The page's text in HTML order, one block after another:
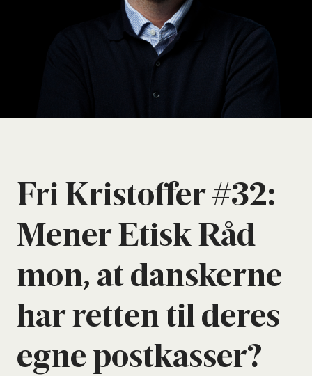
Fri Kri­stof­fer #32:
Mener Etisk Råd
mon, at dan­sker­ne
har ret­ten til deres
egne post­kas­ser?